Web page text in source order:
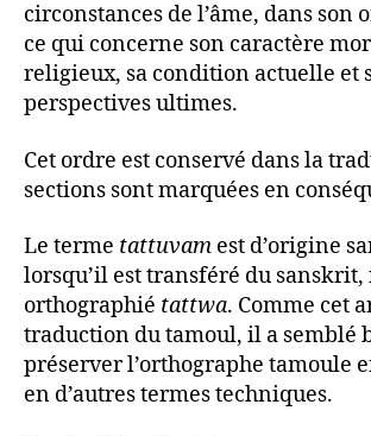
circonstances de l’âme, dans son
ce qui concerne son caractère
religieux, sa condition actuelle et
perspectives ultimes.
Cet ordre est conservé dans la
sections sont marquées en
Le terme tattuvam est d’origine
lorsqu’il est transféré du sanskrit,
orthographié tattwa. Comme cet
traduction du tamoul, il a semblé
préserver l’orthographe tamoule
en d’autres termes techniques.